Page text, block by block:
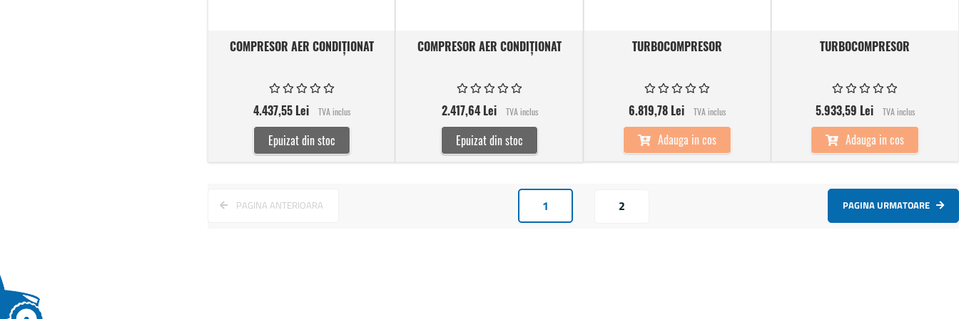
COMPRESOR AER CONDIȚIONAT
4.437,55 Lei TVA inclus
Epuizat din stoc
COMPRESOR AER CONDIȚIONAT
2.417,64 Lei TVA inclus
Epuizat din stoc
TURBOCOMPRESOR
6.819,78 Lei TVA inclus
Adauga in cos
TURBOCOMPRESOR
5.933,59 Lei TVA inclus
Adauga in cos
PAGINA ANTERIOARA 1 2 PAGINA URMATOARE